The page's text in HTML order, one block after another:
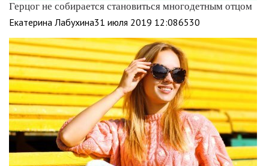
Герцог не собирается становиться многодетным отцом
Екатерина Лабухина31 июля 2019 12:086530